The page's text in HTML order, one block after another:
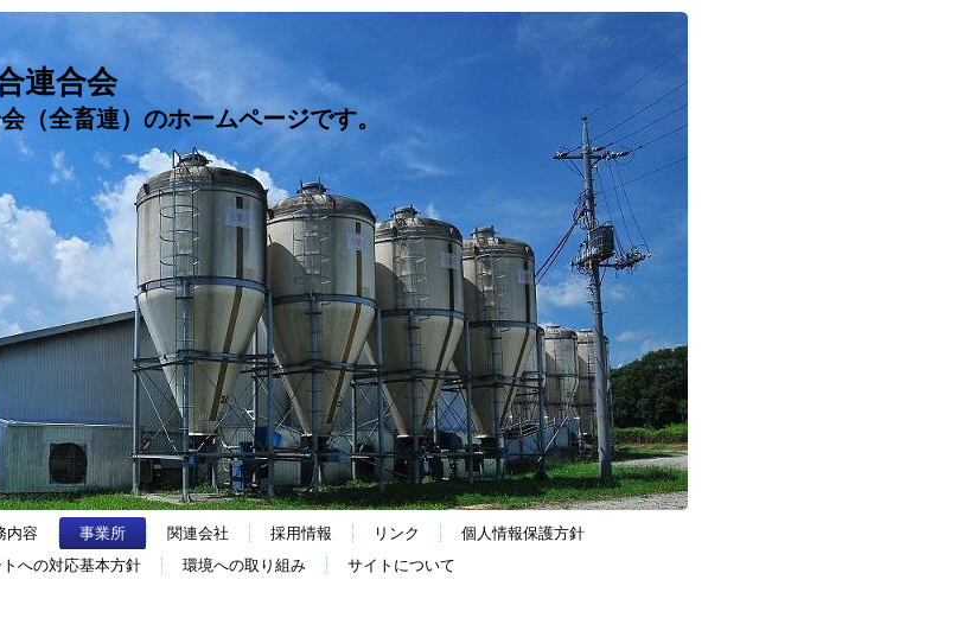
連合会
（全畜連）のホームページです。
内容 事業所 関連会社 採用情報 リンク
個人情報保護方針
への対応基本方針 環境への取り組み サイトについて